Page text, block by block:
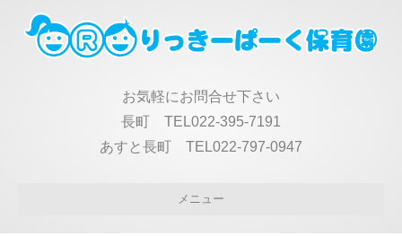
お気軽にお問合せ下さい
長町 TEL022-395-7191
あすと長町 TEL022-797-0947
メニュー